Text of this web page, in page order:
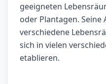
geeigneten
oder Plantagen.
verschiedene
sich in vielen
etablieren.